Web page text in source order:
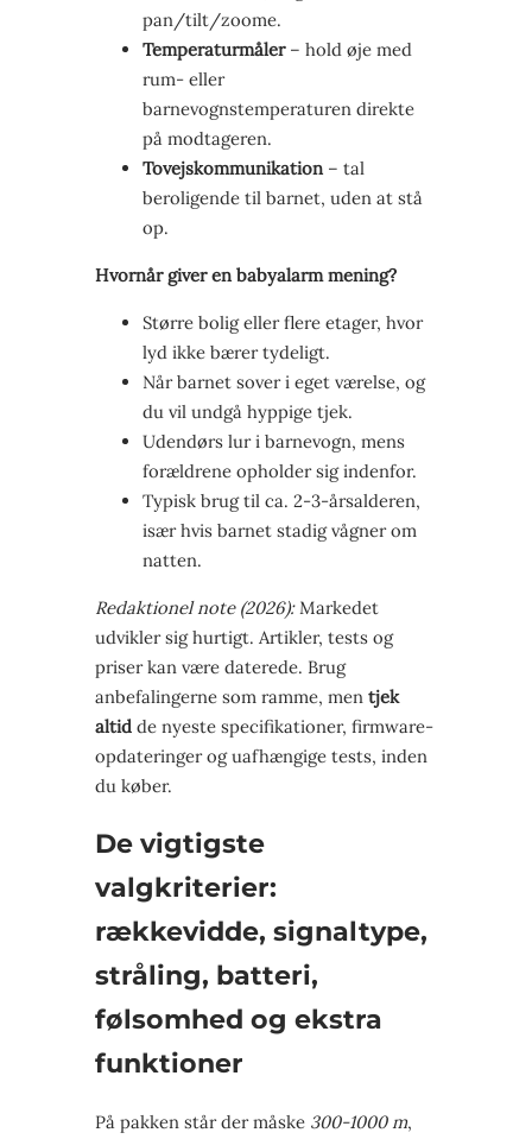
pan/tilt/zoome.
Temperaturmåler– hold øje med
rum- eller
barnevognstemperaturen direkte
på modtageren.
Tovejskommunikation– tal
beroligende til barnet, uden at stå
op.
Hvornår giver en babyalarm mening?
Større bolig eller flere etager, hvor
lyd ikke bærer tydeligt.
Når barnet sover i eget værelse, og
du vil undgå hyppige tjek.
Udendørs lur i barnevogn, mens
forældrene opholder sig indenfor.
Typisk brug til ca. 2-3-årsalderen,
især hvis barnet stadig vågner om
natten.
Redaktionel note (2026):Markedet
udvikler sig hurtigt. Artikler, tests og
priser kan være daterede. Brug
anbefalingerne som ramme, men tjek
altid de nyeste specifikationer, firmware-
opdateringer og uafhængige tests, inden
du køber.
De vigtigste
valgkriterier:
rækkevidde, signaltype,
stråling, batteri,
følsomhed og ekstra
funktioner
På pakken står der måske 300-1000 m,